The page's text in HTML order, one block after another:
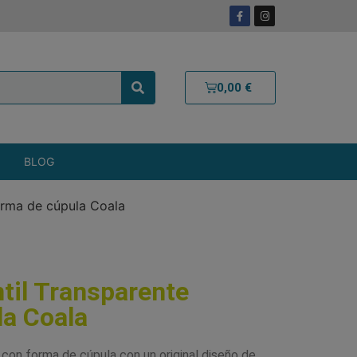
0,00 €
BLOG
de cúpula Coala
Transparente
Coala